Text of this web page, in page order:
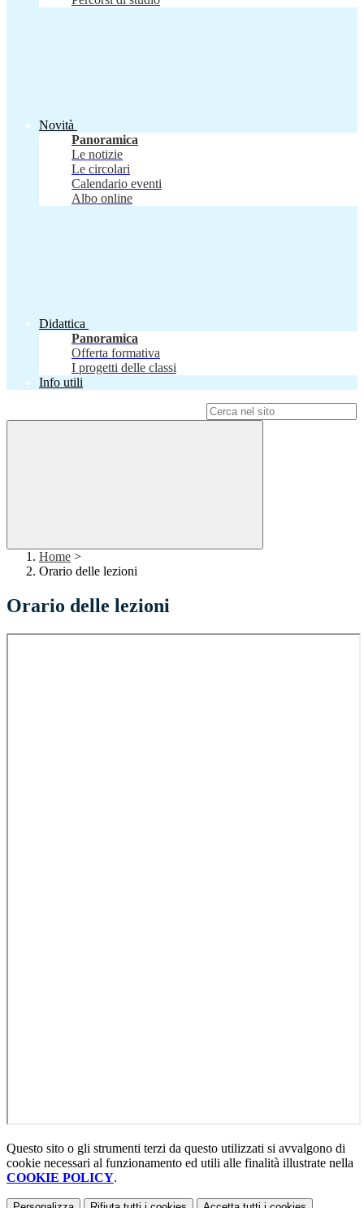
Novità
Panoramica
Le notizie
Le circolari
Calendario eventi
Albo online
Didattica
Panoramica
Offerta formativa
I progetti delle classi
Info utili
Home >
Orario delle lezioni
Orario delle lezioni
Questo sito o gli strumenti terzi da questo utilizzati si avvalgono di
cookie necessari al funzionamento ed utili alle finalità illustrate nella
COOKIE POLICY.